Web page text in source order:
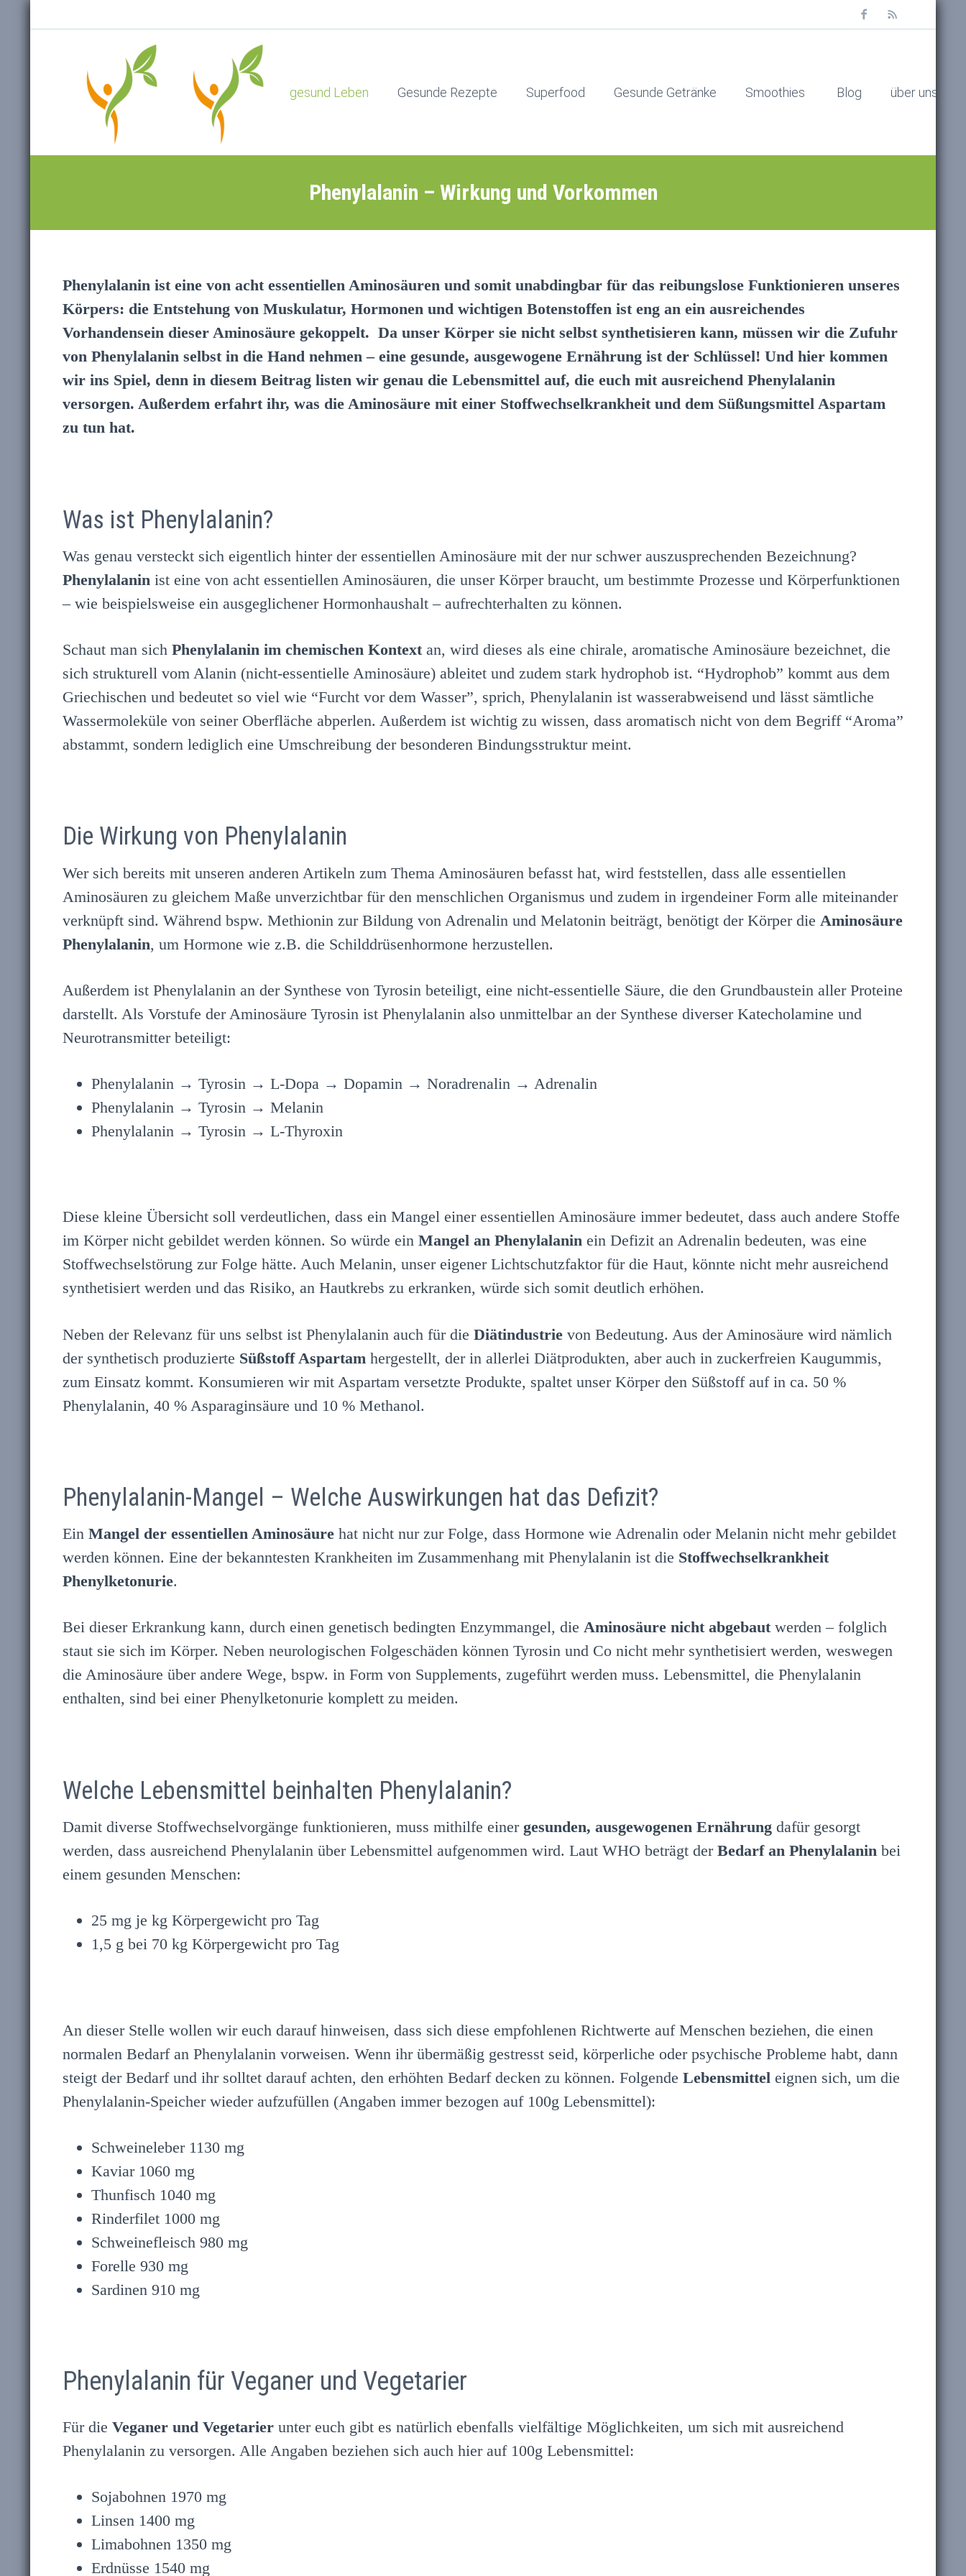
gesund Leben Gesunde Rezepte Superfood Gesunde Getränke Smoothies Blog über uns
Phenylalanin – Wirkung und Vorkommen
Phenylalanin ist eine von acht essentiellen Aminosäuren und somit unabdingbar für das reibungslose Funktionieren unseres
Körpers: die Entstehung von Muskulatur, Hormonen und wichtigen Botenstoffen ist eng an ein ausreichendes
Vorhandensein dieser Aminosäure gekoppelt. Da unser Körper sie nicht selbst synthetisieren kann, müssen wir die Zufuhr
von Phenylalanin selbst in die Hand nehmen – eine gesunde, ausgewogene Ernährung ist der Schlüssel! Und hier kommen
wir ins Spiel, denn in diesem Beitrag listen wir genau die Lebensmittel auf, die euch mit ausreichend Phenylalanin
versorgen. Außerdem erfahrt ihr, was die Aminosäure mit einer Stoffwechselkrankheit und dem Süßungsmittel Aspartam
zu tun hat.
Was ist Phenylalanin?
Was genau versteckt sich eigentlich hinter der essentiellen Aminosäure mit der nur schwer auszusprechenden Bezeichnung?
Phenylalanin ist eine von acht essentiellen Aminosäuren, die unser Körper braucht, um bestimmte Prozesse und Körperfunktionen
– wie beispielsweise ein ausgeglichener Hormonhaushalt – aufrechterhalten zu können.
Schaut man sich Phenylalanin im chemischen Kontext an, wird dieses als eine chirale, aromatische Aminosäure bezeichnet, die
sich strukturell vom Alanin (nicht-essentielle Aminosäure) ableitet und zudem stark hydrophob ist. “Hydrophob” kommt aus dem
Griechischen und bedeutet so viel wie “Furcht vor dem Wasser”, sprich, Phenylalanin ist wasserabweisend und lässt sämtliche
Wassermoleküle von seiner Oberfläche abperlen. Außerdem ist wichtig zu wissen, dass aromatisch nicht von dem Begriff “Aroma”
abstammt, sondern lediglich eine Umschreibung der besonderen Bindungsstruktur meint.
Die Wirkung von Phenylalanin
Wer sich bereits mit unseren anderen Artikeln zum Thema Aminosäuren befasst hat, wird feststellen, dass alle essentiellen
Aminosäuren zu gleichem Maße unverzichtbar für den menschlichen Organismus und zudem in irgendeiner Form alle miteinander
verknüpft sind. Während bspw. Methionin zur Bildung von Adrenalin und Melatonin beiträgt, benötigt der Körper die Aminosäure
Phenylalanin, um Hormone wie z.B. die Schilddrüsenhormone herzustellen.
Außerdem ist Phenylalanin an der Synthese von Tyrosin beteiligt, eine nicht-essentielle Säure, die den Grundbaustein aller Proteine
darstellt. Als Vorstufe der Aminosäure Tyrosin ist Phenylalanin also unmittelbar an der Synthese diverser Katecholamine und
Neurotransmitter beteiligt:
Phenylalanin → Tyrosin → L-Dopa → Dopamin → Noradrenalin → Adrenalin
Phenylalanin → Tyrosin → Melanin
Phenylalanin → Tyrosin → L-Thyroxin
Diese kleine Übersicht soll verdeutlichen, dass ein Mangel einer essentiellen Aminosäure immer bedeutet, dass auch andere Stoffe
im Körper nicht gebildet werden können. So würde ein Mangel an Phenylalanin ein Defizit an Adrenalin bedeuten, was eine
Stoffwechselstörung zur Folge hätte. Auch Melanin, unser eigener Lichtschutzfaktor für die Haut, könnte nicht mehr ausreichend
synthetisiert werden und das Risiko, an Hautkrebs zu erkranken, würde sich somit deutlich erhöhen.
Neben der Relevanz für uns selbst ist Phenylalanin auch für die Diätindustrie von Bedeutung. Aus der Aminosäure wird nämlich
der synthetisch produzierte Süßstoff Aspartam hergestellt, der in allerlei Diätprodukten, aber auch in zuckerfreien Kaugummis,
zum Einsatz kommt. Konsumieren wir mit Aspartam versetzte Produkte, spaltet unser Körper den Süßstoff auf in ca. 50 %
Phenylalanin, 40 % Asparaginsäure und 10 % Methanol.
Phenylalanin-Mangel – Welche Auswirkungen hat das Defizit?
Ein Mangel der essentiellen Aminosäure hat nicht nur zur Folge, dass Hormone wie Adrenalin oder Melanin nicht mehr gebildet
werden können. Eine der bekanntesten Krankheiten im Zusammenhang mit Phenylalanin ist die Stoffwechselkrankheit
Phenylketonurie.
Bei dieser Erkrankung kann, durch einen genetisch bedingten Enzymmangel, die Aminosäure nicht abgebaut werden – folglich
staut sie sich im Körper. Neben neurologischen Folgeschäden können Tyrosin und Co nicht mehr synthetisiert werden, weswegen
die Aminosäure über andere Wege, bspw. in Form von Supplements, zugeführt werden muss. Lebensmittel, die Phenylalanin
enthalten, sind bei einer Phenylketonurie komplett zu meiden.
Welche Lebensmittel beinhalten Phenylalanin?
Damit diverse Stoffwechselvorgänge funktionieren, muss mithilfe einer gesunden, ausgewogenen Ernährung dafür gesorgt
werden, dass ausreichend Phenylalanin über Lebensmittel aufgenommen wird. Laut WHO beträgt der Bedarf an Phenylalanin bei
einem gesunden Menschen:
25 mg je kg Körpergewicht pro Tag
1,5 g bei 70 kg Körpergewicht pro Tag
An dieser Stelle wollen wir euch darauf hinweisen, dass sich diese empfohlenen Richtwerte auf Menschen beziehen, die einen
normalen Bedarf an Phenylalanin vorweisen. Wenn ihr übermäßig gestresst seid, körperliche oder psychische Probleme habt, dann
steigt der Bedarf und ihr solltet darauf achten, den erhöhten Bedarf decken zu können. Folgende Lebensmittel eignen sich, um die
Phenylalanin-Speicher wieder aufzufüllen (Angaben immer bezogen auf 100g Lebensmittel):
Schweineleber 1130 mg
Kaviar 1060 mg
Thunfisch 1040 mg
Rinderfilet 1000 mg
Schweinefleisch 980 mg
Forelle 930 mg
Sardinen 910 mg
Phenylalanin für Veganer und Vegetarier
Für die Veganer und Vegetarier unter euch gibt es natürlich ebenfalls vielfältige Möglichkeiten, um sich mit ausreichend
Phenylalanin zu versorgen. Alle Angaben beziehen sich auch hier auf 100g Lebensmittel:
Sojabohnen 1970 mg
Linsen 1400 mg
Limabohnen 1350 mg
Erdnüsse 1540 mg